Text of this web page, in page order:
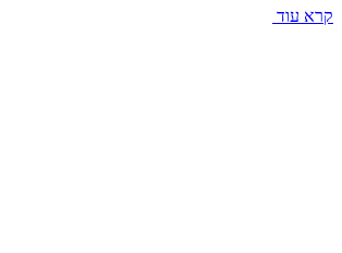
קרא עוד